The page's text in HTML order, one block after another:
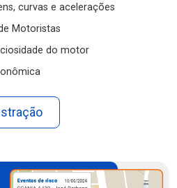
curvas e acelerações
Motoristas
do motor